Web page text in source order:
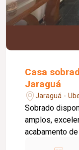
Casa
Jaraguá
Jaraguá -
Sobrado
amplos,
acabamento